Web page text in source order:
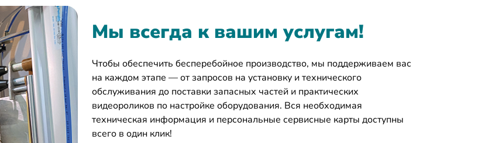
Мы всегда к вашим услугам!
Чтобы обеспечить бесперебойное производство, мы поддерживаем вас
на каждом этапе — от запросов на установку и технического
обслуживания до поставки запасных частей и практических
видеороликов по настройке оборудования. Вся необходимая
техническая информация и персональные сервисные карты доступны
всего в один клик!